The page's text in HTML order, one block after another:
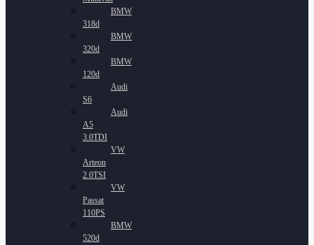
BMW
318d
BMW
320d
BMW
120d
Audi
S6
Audi
A5
3.0TDI
VW
Arteon
2.0TSI
VW
Passat
110PS
BMW
520d